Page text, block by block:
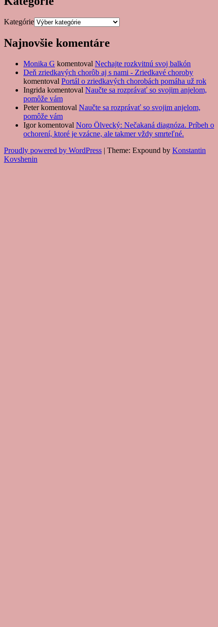
Kategórie
Najnovšie komentáre
Monika G komentoval Nechajte rozkvitnú svoj balkón
Deň zriedkavých chorôb aj s nami - Zriedkavé choroby
komentoval Portál o zriedkavých chorobách pomáha už rok
Ingrida komentoval Naučte sa rozprávať so svojim anjelom,
pomôže vám
Peterkomentoval Naučte sa rozprávať so svojim anjelom,
pomôže vám
Igorkomentoval Noro Ölvecký: Nečakaná diagnóza. Príbeh o
ochorení, ktoré je vzácne, ale takmer vždy smrteľné.
Proudly powered by WordPress | Theme: Expound by Konstantin
Kovshenin